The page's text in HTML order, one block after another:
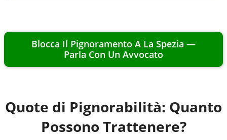
Blocca Il Pignoramento A La Spezia —
Parla Con Un Avvocato
Quote di Pignorabilità: Quanto
Possono Trattenere?